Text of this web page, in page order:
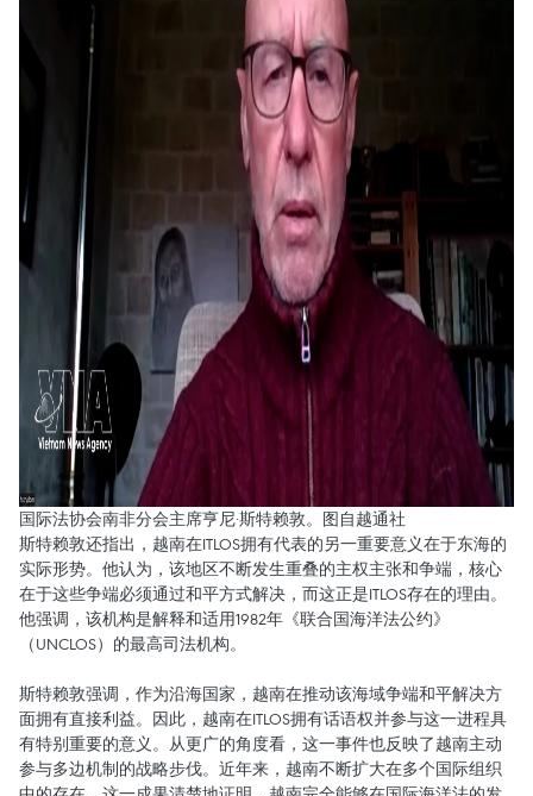
国际法协会南非分会主席亨尼·斯特赖敦。图自越通社
斯特赖敦还指出，越南在ITLOS拥有代表的另一重要意义在于东海的
实际形势。他认为，该地区不断发生重叠的主权主张和争端，核心
在于这些争端必须通过和平方式解决，而这正是ITLOS存在的理由。
他强调，该机构是解释和适用1982年《联合国海洋法公约》
（UNCLOS）的最高司法机构。
斯特赖敦强调，作为沿海国家，越南在推动该海域争端和平解决方
面拥有直接利益。因此，越南在ITLOS拥有话语权并参与这一进程具
有特别重要的意义。从更广的角度看，这一事件也反映了越南主动
参与多边机制的战略步伐。近年来，越南不断扩大在多个国际组织